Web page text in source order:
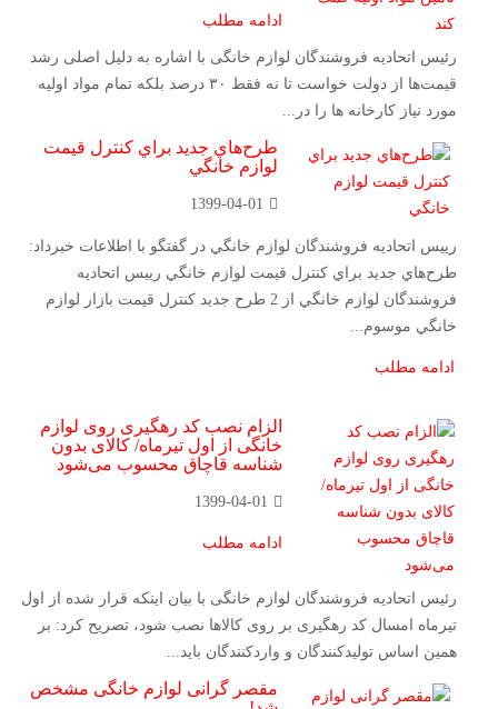
رئیس اتحادیه فروشندگان لوازم خانگی با اشاره به دلیل اصلی رشد
قیمت‌ها از دولت خواست تا نه فقط ۳۰ درصد بلکه تمام مواد اولیه
مورد نیاز کارخانه ها را در...
ادامه مطلب
طرح‌هاي جديد براي كنترل قيمت
لوازم خانگي
1399-04-01
رييس اتحاديه فروشندگان لوازم خانگي در گفتگو با اطلاعات خبرداد:
طرح‌هاي جديد براي كنترل قيمت لوازم خانگي رييس اتحاديه
فروشندگان لوازم خانگي از 2 طرح جديد كنترل قيمت بازار لوازم
خانگي موسوم...
ادامه مطلب
الزام نصب کد رهگیری روی لوازم
خانگی از اول تیرماه/ کالای بدون
شناسه قاچاق محسوب می‌شود
1399-04-01
رئیس اتحادیه فروشندگان لوازم خانگی با بیان اینکه قرار شده از اول
تیرماه امسال کد رهگیری بر روی کالاها نصب شود، تصریح کرد: بر
همین اساس تولیدکنندگان و واردکنندگان باید...
ادامه مطلب
مقصر گرانی لوازم خانگی مشخص